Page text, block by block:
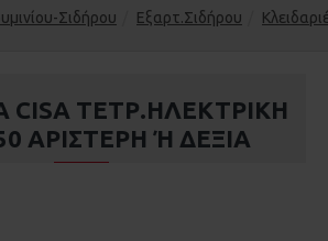
Σιδήρου Εξαρτ.Σιδήρου
CISA ΤΕΤΡ.ΗΛΕΚΤΡΙΚΗ
ΑΡΙΣΤΕΡΗ Ή ΔΕΞΙΑ